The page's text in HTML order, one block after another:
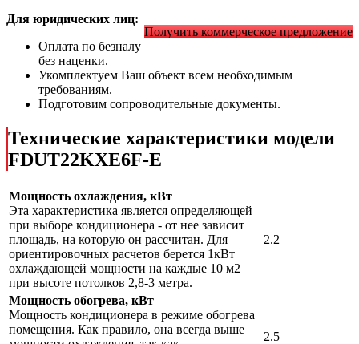
Получить коммерческое предложение
Для юридических лиц:
Оплата по безналу
без наценки.
Укомплектуем Ваш объект всем необходимым
требованиям.
Подготовим сопроводительные документы.
Технические характеристики модели
FDUT22KXE6F-E
Мощность охлаждения, кВт
Эта характеристика является определяющей
при выборе кондиционера - от нее зависит
площадь, на которую он рассчитан. Для
ориентировочных расчетов берется 1кВт
охлаждающей мощности на каждые 10 м2
при высоте потолков 2,8-3 метра.
2.2
Мощность обогрева, кВт
Мощность кондиционера в режиме обогрева
помещения. Как правило, она всегда выше
2.5